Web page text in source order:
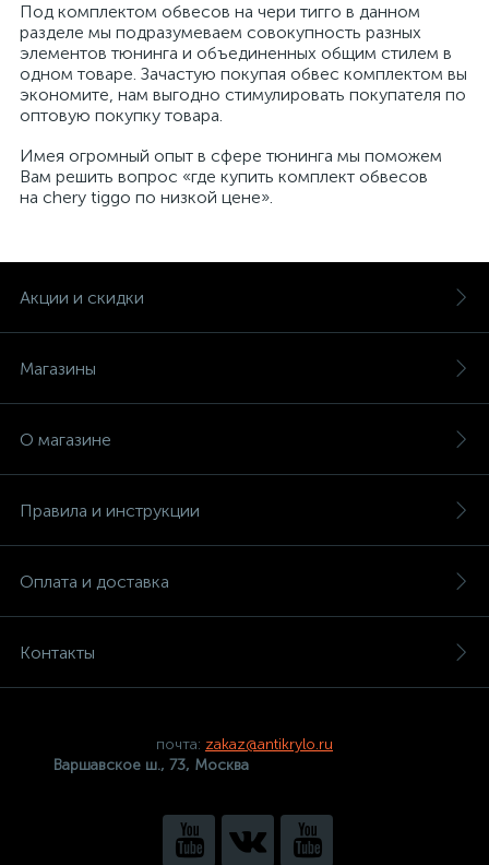
Под комплектом обвесов на чери тигго в данном
разделе мы подразумеваем совокупность разных
элементов тюнинга и объединенных общим стилем в
одном товаре. Зачастую покупая обвес комплектом вы
экономите, нам выгодно стимулировать покупателя по
оптовую покупку товара.
Имея огромный опыт в сфере тюнинга мы поможем
Вам решить вопрос «где купить комплект обвесов
на chery tiggo по низкой цене».
Акции и скидки
Магазины
О магазине
Правила и инструкции
Оплата и доставка
Контакты
почта: zakaz@antikrylo.ru
Варшавское ш., 73, Москва